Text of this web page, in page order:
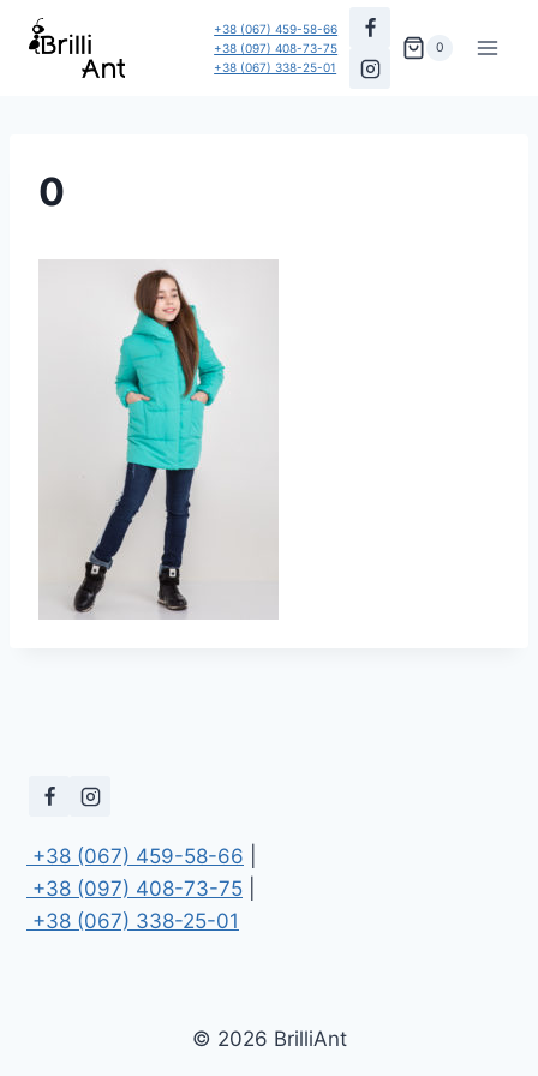
Перейти
+38 (067) 459-58-66
+38 (097) 408-73-75
+38 (067) 338-25-01
0
0
+38 (067) 459-58-66
+38 (097) 408-73-75
+38 (067) 338-25-01
© 2026 BrilliAnt